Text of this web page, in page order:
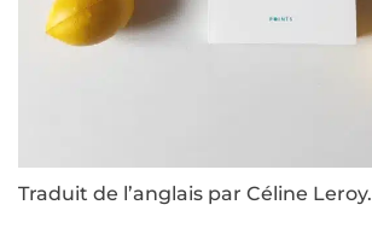
Traduit de l’anglais par Céline Leroy.